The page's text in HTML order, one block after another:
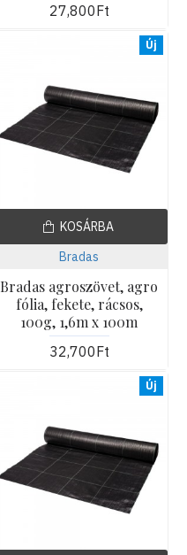
27,800Ft
Új
Bradas
Bradas agroszövet, agro
fólia, fekete, rácsos,
100g, 1,6m x 100m
32,700Ft
KOSÁRBA
Új